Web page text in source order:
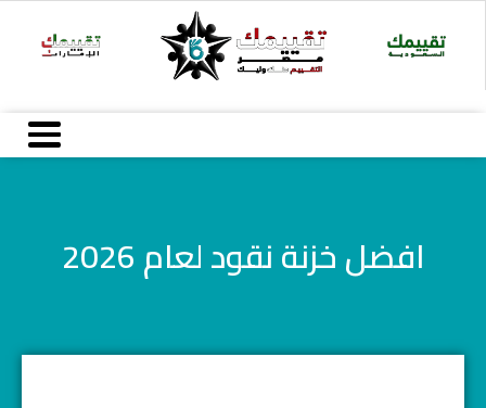
تخطي
المحتوى
افضل خزنة نقود لعام 2026